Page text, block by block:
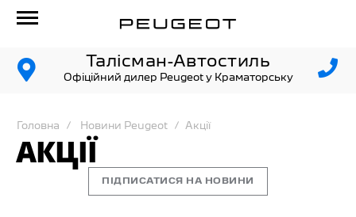
Талісман-Автостиль
Офіційний дилер Peugeot у Краматорську
Головна Новини Peugeot Акції
АКЦІЇ
ПІДПИСАТИСЯ НА НОВИНИ